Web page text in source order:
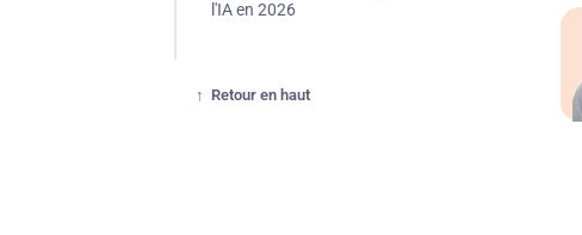
l'IA en 2026
Retour en haut